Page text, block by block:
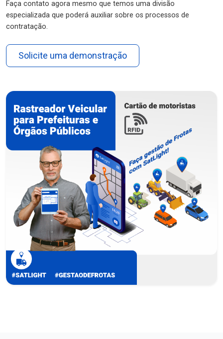
Faça contato agora mesmo que temos uma divisão
especializada que poderá auxiliar sobre os processos de
contratação.
Solicite uma demonstração